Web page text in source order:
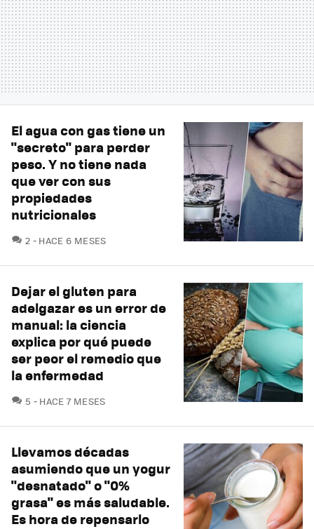
El agua con gas tiene un
"secreto" para perder
peso. Y no tiene nada
que ver con sus
propiedades
nutricionales
2 COMENTARIOS
HACE 6 MESES
Dejar el gluten para
adelgazar es un error de
manual: la ciencia
explica por qué puede
ser peor el remedio que
la enfermedad
5 COMENTARIOS
HACE 7 MESES
Llevamos décadas
asumiendo que un yogur
"desnatado" o "0%
grasa" es más saludable.
Es hora de repensarlo